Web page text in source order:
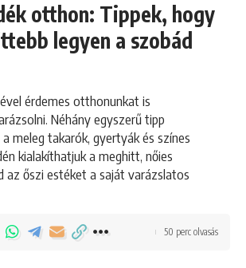
otthon: Tippek, hogy
legyen a szobád
érdemes otthonunkat is
Néhány egyszerű tipp
meleg takarók, gyertyák és színes
kialakíthatjuk a meghitt, nőies
az őszi estéket a saját varázslatos
50 perc olvasás